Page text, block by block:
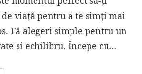
viață pentru a te simți mai
Fă alegeri simple pentru un
și echilibru. Începe cu…